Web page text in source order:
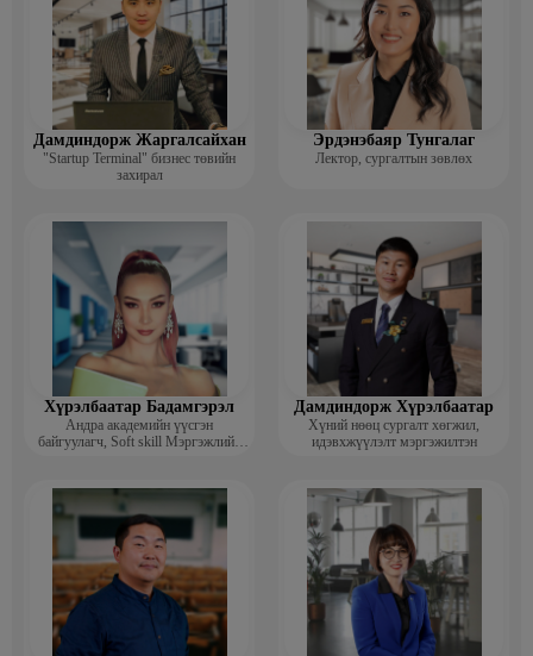
Дамдиндорж Жаргалсайхан
"Startup Terminal" бизнес төвийн
захирал
Эрдэнэбаяр Тунгалаг
Лектор, сургалтын зөвлөх
Хүрэлбаатар Бадамгэрэл
Андра академийн үүсгэн
байгуулагч, Soft skill Мэргэжлийн
Дамдиндорж Хүрэлбаатар
Хүний нөөц сургалт хөгжил,
идэвхжүүлэлт мэргэжилтэн